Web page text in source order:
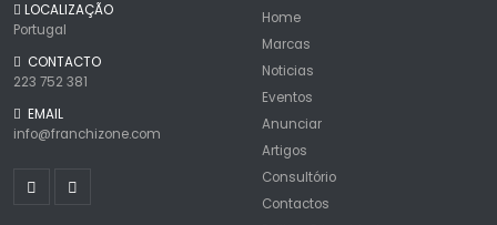
LOCALIZAÇÃO
Portugal
CONTACTO
223 752 381
EMAIL
info@franchizone.com
Home
Marcas
Noticias
Eventos
Anunciar
Artigos
Consultório
Contactos